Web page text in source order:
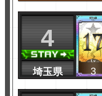
4
埼玉県 3